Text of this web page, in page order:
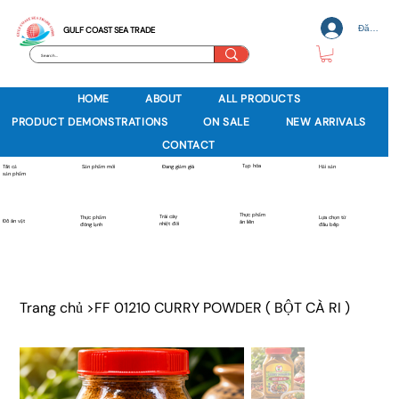
GULF COAST SEA TRADE Đăng
HOME ABOUT
ALL PRODUCTS
PRODUCT DEMONSTRATIONS
ON SALE
NEW ARRIVALS
CONTACT
Tất cả
sản phẩm
Sản phẩm mới Đang giảm giá Tạp hóa Hải sản
Đồ ăn vặt
Thực phẩm
đông lạnh
Trái cây
nhiệt đới
Thực phẩm
ăn liền
Lựa chọn từ
đầu bếp
Trang chủ >FF 01210 CURRY POWDER ( BỘT CÀ RI )